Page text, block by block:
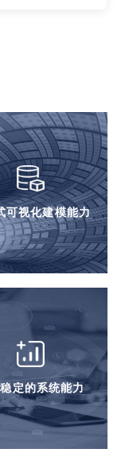
可视化建模能力
定的系统能力